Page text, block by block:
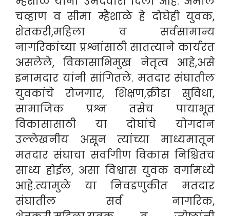
चव्हाण व सीमा म्हैशाळे हे दोघेही युवक,
शेतकरी,महिला व सर्वसामान्य
नागरिकांच्या प्रश्नांसाठी सातत्याने कार्यरत
असलेले, विकासाभिमुख नेतृत्व आहे,असे
इनामदार यांनी सांगितले. मतदार संघातील
युवकांचे रोजगार, शिक्षण,क्रीडा सुविधा,
सामाजिक प्रश्न तसेच पायाभूत
विकासासाठी या दोघांचे योगदान
उल्लेखनीय असून त्यांच्या माध्यमातून
मतदार संघाचा सर्वांगीण विकास निश्चितच
साध्य होईल, असा विश्वास युवक वर्गामध्ये
आहे.त्यामुळे या निवडणुकीत मतदार
संघातील सर्व नागरिक,